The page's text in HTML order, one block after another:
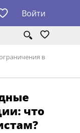
Войти
в
что